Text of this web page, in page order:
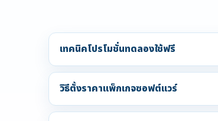
เทคนิคโปรโมชั่นทดลองใช้ฟรี
วิธีตั้งราคาแพ็กเกจซอฟต์แวร์